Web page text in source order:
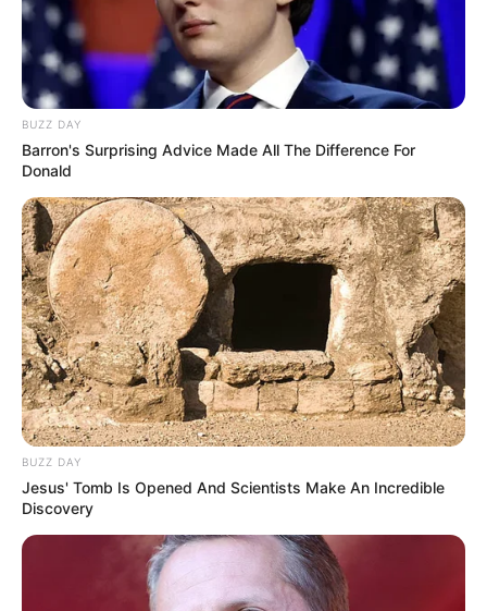
BUZZ DAY
Barron's Surprising Advice Made All The Difference For
Donald
BUZZ DAY
Jesus' Tomb Is Opened And Scientists Make An Incredible
Discovery